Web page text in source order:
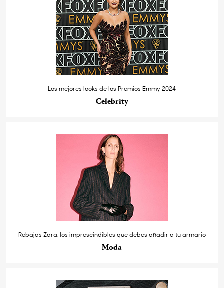
Los mejores looks de los Premios Emmy 2024
Celebrity
Rebajas Zara: los imprescindibles que debes añadir a tu armario
Moda